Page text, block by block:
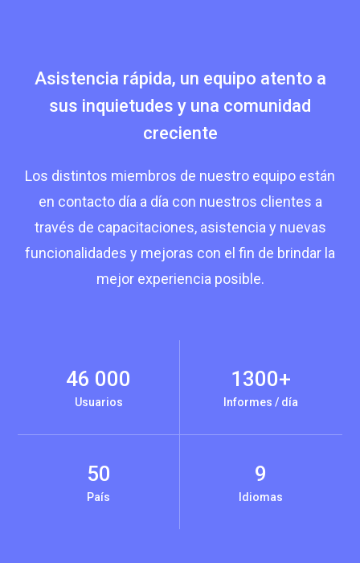
Asistencia rápida, un equipo atento a
sus inquietudes y una comunidad
creciente
Los distintos miembros de nuestro equipo están
en contacto día a día con nuestros clientes a
través de capacitaciones, asistencia y nuevas
funcionalidades y mejoras con el fin de brindar la
mejor experiencia posible.
46 000
Usuarios
1300+
Informes / día
50
País
9
Idiomas